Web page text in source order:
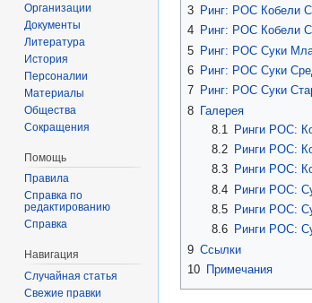
3 Ринг: РОС Кобели
4 Ринг: РОС Кобели
5 Ринг: РОС Суки
6 Ринг: РОС Суки
7 Ринг: РОС Суки
8 Галерея
8.1
Ринги РОС:
8.2
Ринги РОС:
8.3
Ринги РОС:
8.4 Ринги РОС:
8.5
Ринги РОС:
8.6
Ринги РОС:
9 Ссылки
10 Примечания
Организации
Документы
Литература
История
Персоналии
Материалы
Общества
Сокращения
Помощь
Правила
Справка по
редактированию
Справка
Навигация
Случайная статья
Свежие правки